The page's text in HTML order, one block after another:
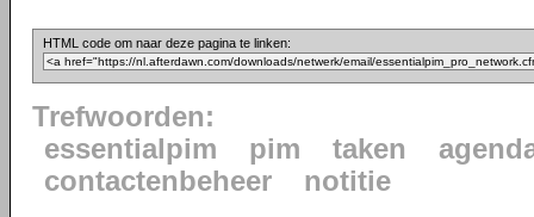
HTML code om naar deze pagina te linken:
Trefwoorden:
essentialpim
pim taken
contactenbeheer
notitie